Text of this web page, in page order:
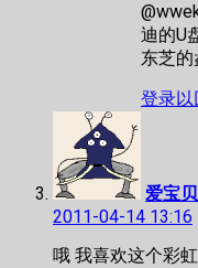
迪的U
东芝
登录以
爱宝贝
2011-04-14 13:16
哦 我喜欢这个彩